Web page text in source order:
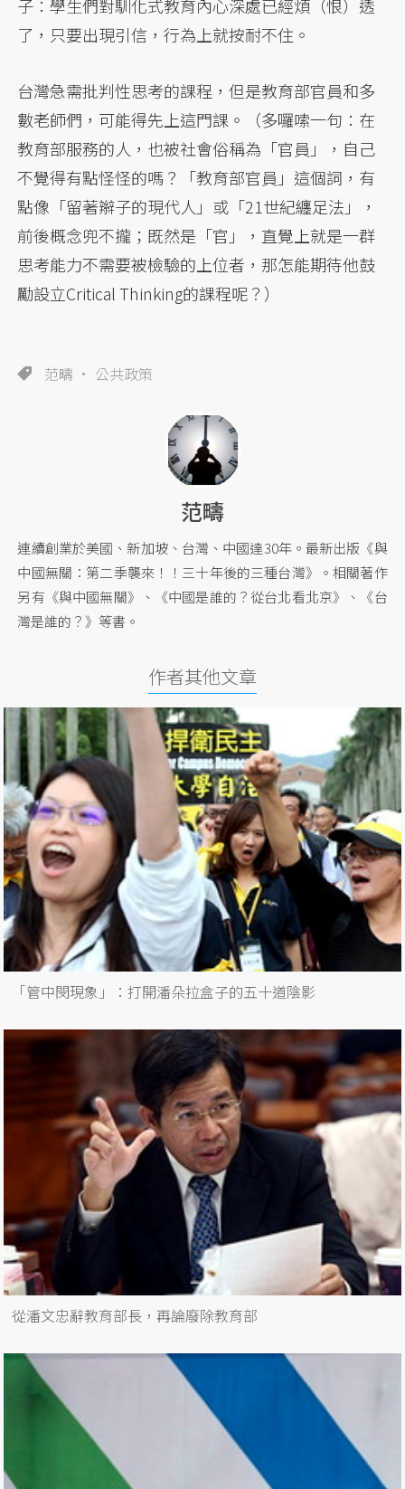
子：學生們對馴化式教育內心深處已經煩（恨）透
了，只要出現引信，行為上就按耐不住。
台灣急需批判性思考的課程，但是教育部官員和多
數老師們，可能得先上這門課。（多囉嗦一句：在
教育部服務的人，也被社會俗稱為「官員」，自己
不覺得有點怪怪的嗎？「教育部官員」這個詞，有
點像「留著辮子的現代人」或「21世紀纏足法」，
前後概念兜不攏；既然是「官」，直覺上就是一群
思考能力不需要被檢驗的上位者，那怎能期待他鼓
勵設立Critical Thinking的課程呢？）
范疇 公共政策
范疇
連續創業於美國、新加坡、台灣、中國達30年。最新出版《與
中國無關：第二季襲來！！三十年後的三種台灣》。相關著作
另有《與中國無關》、《中國是誰的？從台北看北京》、《台
灣是誰的？》等書。
作者其他文章
「管中閔現象」：打開潘朵拉盒子的五十道陰影
從潘文忠辭教育部長，再論廢除教育部